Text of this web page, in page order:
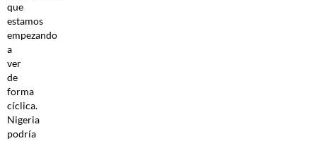
que
estamos
empezando
a
ver
de
forma
cíclica.
Nigeria
podría